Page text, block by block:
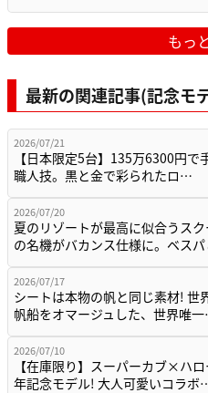
もっ
最新の関連記事(記念モ
2026/07/21
【日本限定5台】135万6300円で
職人技。黒と金で彩られたロ…
2026/07/20
夏のリゾートが最高に似合うス
の名機がバカンス仕様に。ベス
2026/07/17
シートは本物の帆と同じ素材! 世
帆船をオマージュした、世界唯
2026/07/10
【在庫限り】スーパーカブ×ハ
年記念モデル! 大人可愛いコラボ